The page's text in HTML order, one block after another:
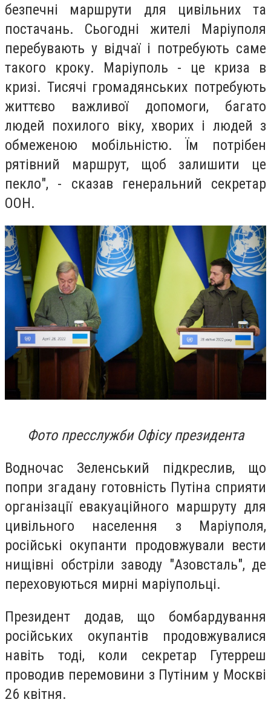
безпечні маршрути для цивільних та
постачань. Сьогодні жителі Маріуполя
перебувають у відчаї і потребують саме
такого кроку. Маріуполь - це криза в
кризі. Тисячі громадянських потребують
життєво важливої допомоги, багато
людей похилого віку, хворих і людей з
обмеженою мобільністю. Їм потрібен
рятівний маршрут, щоб залишити це
пекло", - сказав генеральний секретар
ООН.
Фото пресслужби Офісу президента
Водночас Зеленський підкреслив, що
попри згадану готовність Путіна сприяти
організації евакуаційного маршруту для
цивільного населення з Маріуполя,
російські окупанти продовжували вести
нищівні обстріли заводу "Азовсталь", де
переховуються мирні маріупольці.
Президент додав, що бомбардування
російських окупантів продовжувалися
навіть тоді, коли секретар Гутерреш
проводив перемовини з Путіним у Москві
26 квітня.